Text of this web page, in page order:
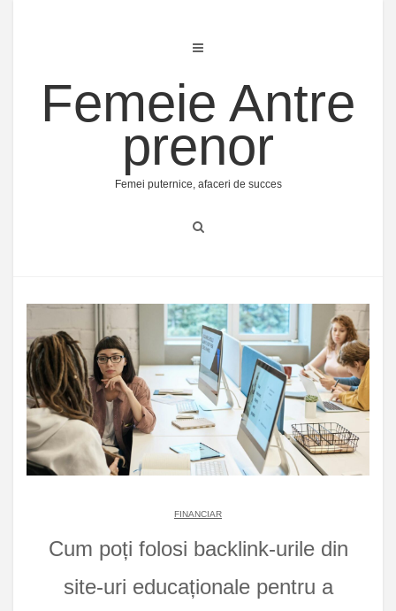
Femeie Antre
prenor
Femei puternice, afaceri de succes
FINANCIAR
Cum poți folosi backlink-urile din
site-uri educaționale pentru a